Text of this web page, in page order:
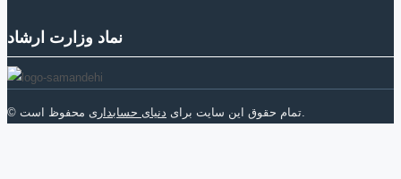
نماد وزارت ارشاد
© تمام حقوق این سایت برای دنیای حسابداری